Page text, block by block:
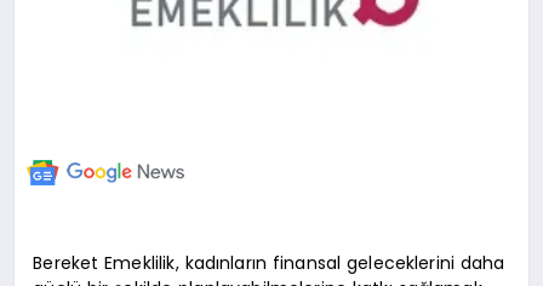
Bereket Emeklilik, kadınların finansal geleceklerini daha